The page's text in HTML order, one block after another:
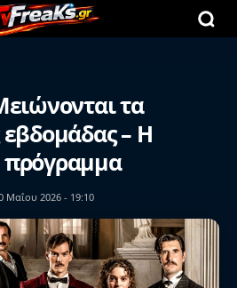
τα
εβδομάδας – Η
πρόγραμμα
Μαΐου 2026 - 19:10